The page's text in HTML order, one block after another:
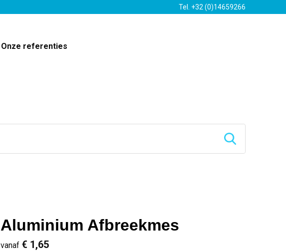
Tel. +32 (0)14659266
Onze referenties
Aluminium Afbreekmes
vanaf € 1,65